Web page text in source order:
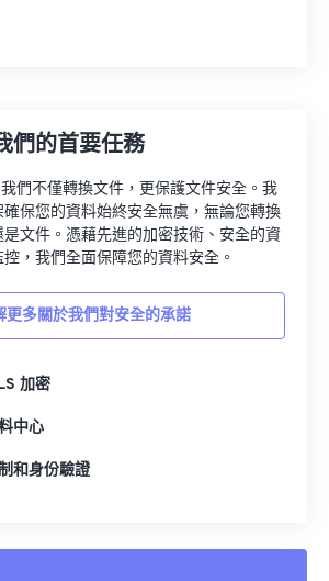
們的首要任務
們不僅轉換文件，更保護文件安全。我
保您的資料始終安全無虞，無論您轉換
文件。憑藉先進的加密技術、安全的資
，我們全面保障您的資料安全。
更多關於我們對安全的承諾
加密
中心
和身份驗證